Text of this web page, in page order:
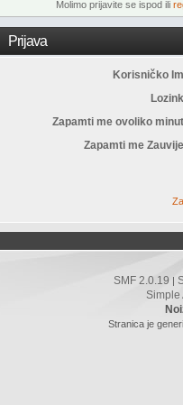
Molimo prijavite se ispod ili
Prijava
Korisničko
Zapamti me ovoliko
Zapamti me
SMF 2.0.19
Simple
Stranica je